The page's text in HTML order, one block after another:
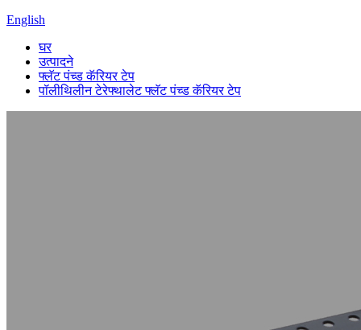
English
घर
उत्पादने
फ्लॅट पंच्ड कॅरियर टेप
पॉलीथिलीन टेरेफ्थालेट फ्लॅट पंच्ड कॅरियर टेप